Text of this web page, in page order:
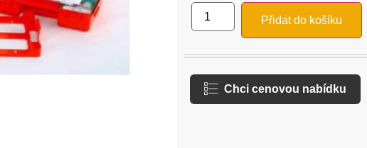
Přidat do košíku
Chci cenovou nabídku